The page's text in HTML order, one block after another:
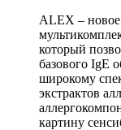
ALEX – новое
который
базового IgE
широкому
экстрактов
картину